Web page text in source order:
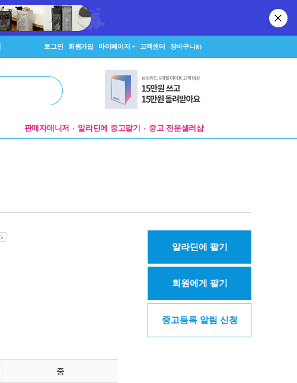
로그인 회원가입 마이페이지 고객센터 장바구니(0)
판매자매니저 알라딘에 중고팔기 중고 전문셀러샵
중
알라딘에 팔기
회원에게 팔기
중고등록 알림 신청